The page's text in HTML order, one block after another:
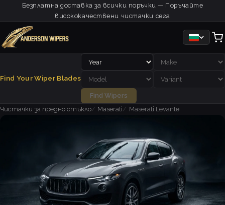
Безплатна доставка за всички поръчки — Поръчайте
висококачествени чистачки сега
Find Your Wiper Blades
Find Wipers
Чистачки за предно стъкло
Maserati Maserati Levante